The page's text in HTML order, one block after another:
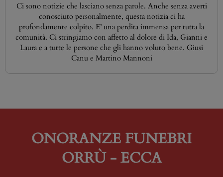
Ci sono notizie che lasciano senza parole. Anche senza averti
conosciuto personalmente, questa notizia ci ha
profondamente colpito. E’ una perdita immensa per tutta la
comunità. Ci stringiamo con affetto al dolore di Ida, Gianni e
Laura e a tutte le persone che gli hanno voluto bene. Giusi
Canu e Martino Mannoni
ONORANZE FUNEBRI
ORRÙ - ECCA